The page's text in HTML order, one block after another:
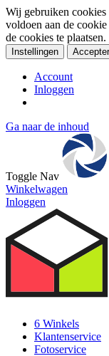
Wij gebruiken
voldoen aan de
de cookies te plaatsen.
Instellingen
Account
Inloggen
Ga naar de inhoud
Toggle Nav
Winkelwagen
Inloggen
6 Winkels
Klantenservice
Fotoservice